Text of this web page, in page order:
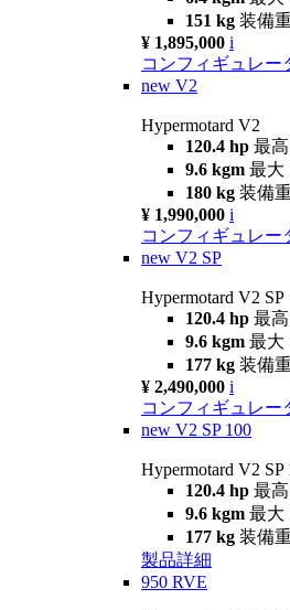
151 kg 装備
¥ 1,895,000 i
コンフィギュレー
new V2
Hypermotard V2
120.4 hp 最
9.6 kgm 最大
180 kg 装備
¥ 1,990,000 i
コンフィギュレー
new V2 SP
Hypermotard V2 SP
120.4 hp 最
9.6 kgm 最大
177 kg 装備
¥ 2,490,000 i
コンフィギュレー
new V2 SP 100
Hypermotard V2 SP
120.4 hp 最
9.6 kgm 最大
177 kg 装備
製品詳細
950 RVE